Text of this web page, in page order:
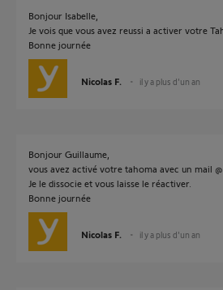
Bonjour Isabelle,
Je vois que vous avez reussi a activer votre
Bonne journée
Nicolas F. il y a plus d'un an
Bonjour Guillaume,
vous avez activé votre tahoma avec un mail
Je le dissocie et vous laisse le réactiver.
Bonne journée
Nicolas F. il y a plus d'un an